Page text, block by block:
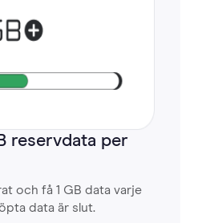
reservdata per
och få 1 GB data varje
data är slut.